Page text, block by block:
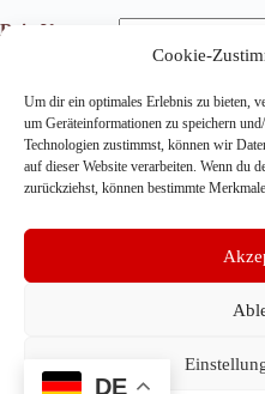
Cookie-
Um dir ein optimales Erlebnis zu bieten,
um Geräteinformationen zu speichern
Technologien zustimmst, können wir
auf dieser Website verarbeiten. Wenn du
zurückziehst, können bestimmte
Dein Vorname
Deine E-Mail-Adresse
Diese Seite wird von
DE